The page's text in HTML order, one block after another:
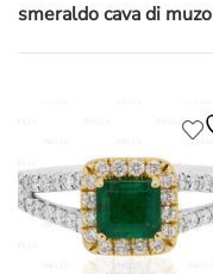
smeraldo cava di muzo